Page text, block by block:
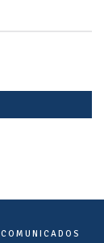
COMUNICADOS